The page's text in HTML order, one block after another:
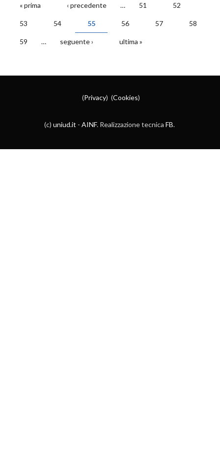
PAGINE
« prima ‹ precedente … 51 52
53 54 55 56 57 58
59 … seguente › ultima »
(Privacy) (Cookies)
(c) uniud.it - AINF. Realizzazione tecnica FB.